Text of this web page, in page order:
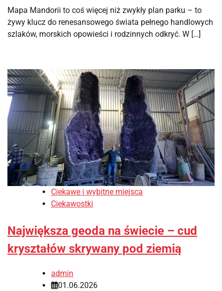
Mapa Mandorii to coś więcej niż zwykły plan parku – to
żywy klucz do renesansowego świata pełnego handlowych
szlaków, morskich opowieści i rodzinnych odkryć. W […]
Ciekawe i wybitne miejsca
Ciekawostki
Największa geoda na świecie – cud
kryształów skrywany pod ziemią
admin
01.06.2026